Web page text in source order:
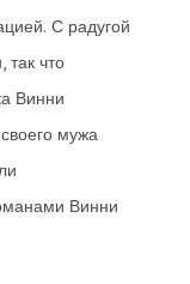
С радугой
так что
Винни
мужа
Винни